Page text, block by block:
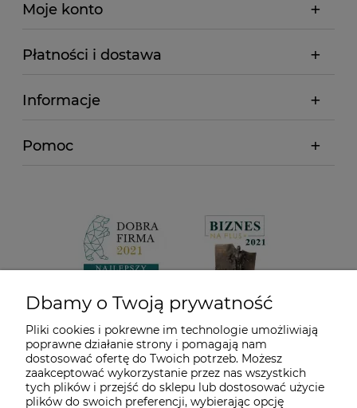
Moje konto
Płatności i dostawa
Informacje
Pomoc
Dbamy o Twoją prywatność
Pliki cookies i pokrewne im technologie umożliwiają
poprawne działanie strony i pomagają nam
dostosować ofertę do Twoich potrzeb. Możesz
zaakceptować wykorzystanie przez nas wszystkich
tych plików i przejść do sklepu lub dostosować użycie
plików do swoich preferencji, wybierając opcję